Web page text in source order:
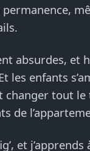
absurdes, et
les enfants
changer tout le
de
et j’apprends